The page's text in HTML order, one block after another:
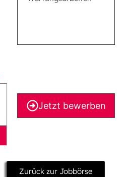
Jetzt bewerben
Zurück zur Jobbörse